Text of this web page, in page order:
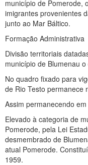
município de Pomerode,
imigrantes provenientes
junto ao Mar Báltico.
Formação Administrativa
Divisão territoriais
município de Blumenau
No quadro fixado para
de Rio Testo permanece
Assim permanecendo
Elevado à categoria de
Pomerode, pela Lei
desmembrado de
atual Pomerode.
1959.